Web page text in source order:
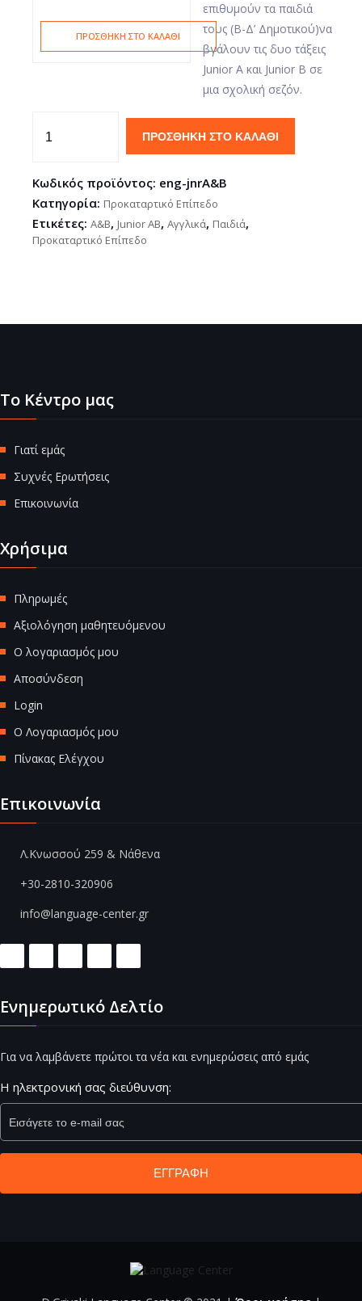
ΠΡΟΣΘΉΚΗ ΣΤΟ ΚΑΛΆΘΙ
επιθυμούν τα παιδιά
τους (B-Δ’ Δημοτικού)να
βγάλουν τις δυο τάξεις
Junior A και Junior B σε
μια σχολική σεζόν.
ΠΡΟΣΘΉΚΗ ΣΤΟ ΚΑΛΆΘΙ
Κωδικός προϊόντος: eng-jnrΑ&B
Κατηγορία: Προκαταρτικό Επίπεδο
Ετικέτες: A&Β, Junior AΒ, Αγγλικά, Παιδιά,
Προκαταρτικό Επίπεδο
Το Κέντρο μας
Γιατί εμάς
Συχνές Ερωτήσεις
Επικοινωνία
Χρήσιμα
Πληρωμές
Αξιολόγηση μαθητευόμενου
Ο λογαριασμός μου
Αποσύνδεση
Login
Ο Λογαριασμός μου
Πίνακας Ελέγχου
Επικοινωνία
Λ.Κνωσσού 259 & Νάθενα
+30-2810-320906
info@language-center.gr
Ενημερωτικό Δελτίο
Για να λαμβάνετε πρώτοι τα νέα και ενημερώσεις από εμάς
Η ηλεκτρονική σας διεύθυνση:
ΕΓΓΡΑΦΉ